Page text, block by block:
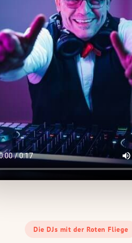
Die DJs mit der Roten Fliege